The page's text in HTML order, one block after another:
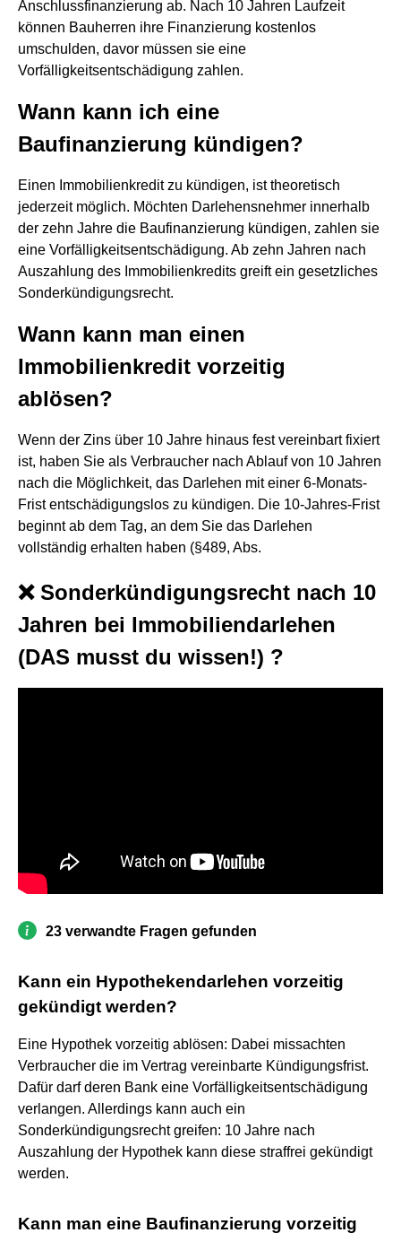
Anschlussfinanzierung ab. Nach 10 Jahren Laufzeit
können Bauherren ihre Finanzierung kostenlos
umschulden, davor müssen sie eine
Vorfälligkeitsentschädigung zahlen.
Wann kann ich eine
Baufinanzierung kündigen?
Einen Immobilienkredit zu kündigen, ist theoretisch
jederzeit möglich. Möchten Darlehensnehmer innerhalb
der zehn Jahre die Baufinanzierung kündigen, zahlen sie
eine Vorfälligkeitsentschädigung. Ab zehn Jahren nach
Auszahlung des Immobilienkredits greift ein gesetzliches
Sonderkündigungsrecht.
Wann kann man einen
Immobilienkredit vorzeitig
ablösen?
Wenn der Zins über 10 Jahre hinaus fest vereinbart fixiert
ist, haben Sie als Verbraucher nach Ablauf von 10 Jahren
nach die Möglichkeit, das Darlehen mit einer 6-Monats-
Frist entschädigungslos zu kündigen. Die 10-Jahres-Frist
beginnt ab dem Tag, an dem Sie das Darlehen
vollständig erhalten haben (§489, Abs.
❌ Sonderkündigungsrecht nach 10
Jahren bei Immobiliendarlehen
(DAS musst du wissen!) ?
23 verwandte Fragen gefunden
Kann ein Hypothekendarlehen vorzeitig
gekündigt werden?
Eine Hypothek vorzeitig ablösen: Dabei missachten
Verbraucher die im Vertrag vereinbarte Kündigungsfrist.
Dafür darf deren Bank eine Vorfälligkeitsentschädigung
verlangen. Allerdings kann auch ein
Sonderkündigungsrecht greifen: 10 Jahre nach
Auszahlung der Hypothek kann diese straffrei gekündigt
werden.
Kann man eine Baufinanzierung vorzeitig